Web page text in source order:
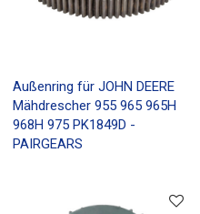
Außenring für JOHN DEERE
Mähdrescher 955 965 965H
968H 975 PK1849D -
PAIRGEARS